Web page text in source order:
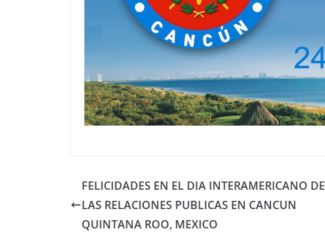
FELICIDADES EN EL DIA INTERAMERICANO DE
LAS RELACIONES PUBLICAS EN CANCUN
QUINTANA ROO, MEXICO